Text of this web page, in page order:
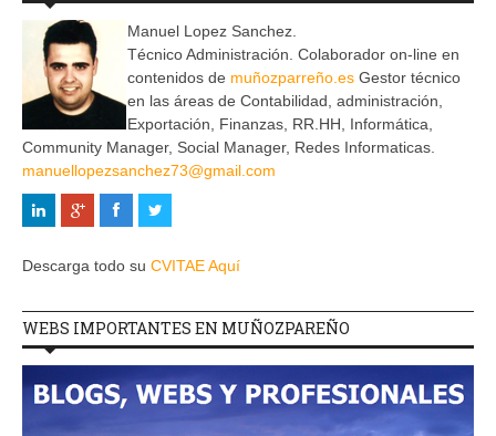
Manuel Lopez Sanchez.
Técnico Administración. Colaborador on-line en
contenidos de muñozparreño.es Gestor técnico
en las áreas de Contabilidad, administración,
Exportación, Finanzas, RR.HH, Informática,
Community Manager, Social Manager, Redes Informaticas.
manuellopezsanchez73@gmail.com
Descarga todo su CVITAE Aquí
WEBS IMPORTANTES EN MUÑOZPAREÑO